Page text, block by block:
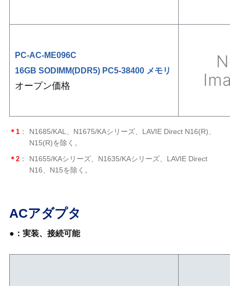
PC-AC-ME096C
16GB SODIMM(DDR5) PC5-38400 メモリ
オープン価格
＊1 ：
N1685/KAL、N1675/KAシリーズ、LAVIE Direct N16(R)、
N15(R)を除く。
＊2 ：
N1655/KAシリーズ、N1635/KAシリーズ、LAVIE Direct
N16、N15を除く。
ACアダプタ
●：実装、接続可能